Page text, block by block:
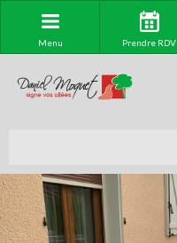
Menu Prendre RDV